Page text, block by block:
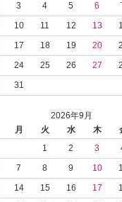
3 4 5 6
10 11 12 13
17 18 19 20
24 25 26 27
31
2026年9月
月 火 水 木
1
2 3
7 8 9 10
14 15 16 17